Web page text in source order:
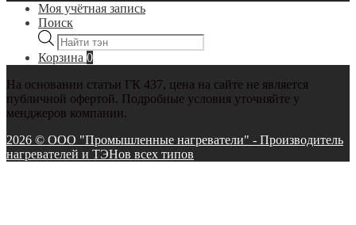
Моя учётная запись
Поиск
Поиск
товаров
Корзина 0
На основании статьи ГК 437, цена на сайте не является
публичной офертой. Подробные условия уточняйте у
менджеров компании.
2026 © ООО "Промышленные нагреватели" - Производитель
нагревателей и ТЭНов всех типов